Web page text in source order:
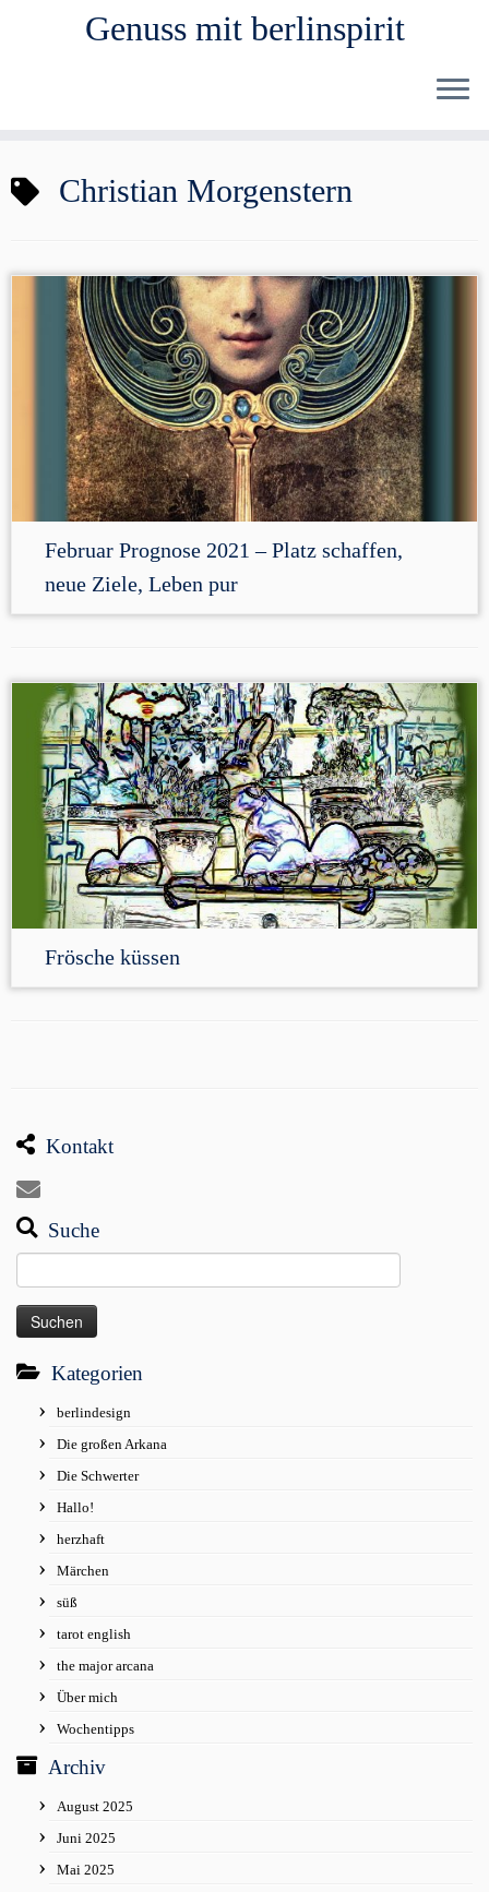
Inhalt
Genuss mit berlinspirit
Christian Morgenstern
Februar Prognose 2021 – Platz schaffen,
neue Ziele, Leben pur
Frösche küssen
Kontakt
Suche
nach:
Kategorien
berlindesign
Die großen Arkana
Die Schwerter
Hallo!
herzhaft
Märchen
süß
tarot english
the major arcana
Über mich
Wochentipps
Archiv
August 2025
Juni 2025
Mai 2025